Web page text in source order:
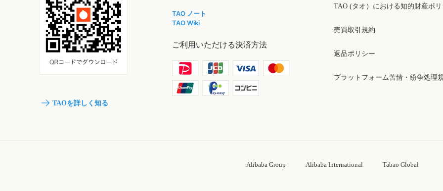
TAOを詳しく知る
TAO ノート
TAO Wiki
ご利用いただける決済方法
TAO (タオ）における知的財産ポリ
売買取引規約
返品ポリシー
プラットフォーム苦情・紛争処理
Alibaba Group Alibaba International Tabao Global